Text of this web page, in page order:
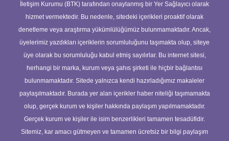
İletişim Kurumu (BTK) tarafından onaylanmış bir Yer Sağlayıcı olarak
hizmet vermektedir. Bu nedenle, sitedeki içerikleri proaktif olarak
denetleme veya araştırma yükümlülüğümüz bulunmamaktadır. Ancak,
üyelerimiz yazdıkları içeriklerin sorumluluğunu taşımakta olup, siteye
üye olarak bu sorumluluğu kabul etmiş sayılırlar. Bu internet sitesi,
herhangi bir marka, kurum veya şahıs şirketi ile hiçbir bağlantısı
bulunmamaktadır. Sitede yalnızca kendi hazırladığımız makaleler
paylaşılmaktadır. Burada yer alan içerikler haber niteliği taşımamakta
olup, gerçek kurum ve kişiler hakkında paylaşım yapılmamaktadır.
Gerçek kurum ve kişiler ile isim benzerlikleri tamamen tesadüfidir.
Sitemiz, kar amacı gütmeyen ve tamamen ücretsiz bir bilgi paylaşım